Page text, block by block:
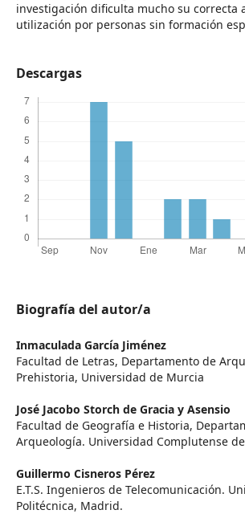
investigación dificulta mucho su correcta
utilización por personas sin formación
Descargas
Biografía del autor/a
Inmaculada García Jiménez
Facultad de Letras, Departamento de
Prehistoria, Universidad de Murcia
José Jacobo Storch de Gracia y Asensio
Facultad de Geografía e Historia,
Arqueología. Universidad Complutense
Guillermo Cisneros Pérez
E.T.S. Ingenieros de Telecomunicación.
Politécnica, Madrid.